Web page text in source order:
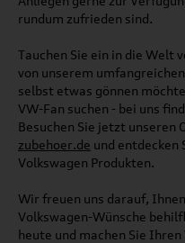
rundum zufrieden sind.
Tauchen Sie ein in die Welt
von unserem
selbst etwas gönnen
VW-Fan suchen - bei uns
Besuchen Sie jetzt unseren
zubehoer.de und entdecken
Volkswagen Produkten.
Wir freuen uns darauf,
Volkswagen-Wünsche
heute und machen Sie